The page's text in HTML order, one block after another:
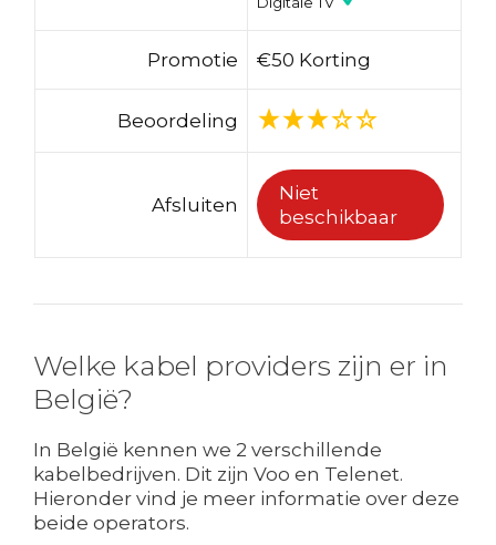
Promotie €50 Korting
Beoordeling
Afsluiten
Niet
beschikbaar
Welke kabel providers zijn er in
België?
In België kennen we 2 verschillende
kabelbedrijven. Dit zijn Voo en Telenet.
Hieronder vind je meer informatie over deze
beide operators.